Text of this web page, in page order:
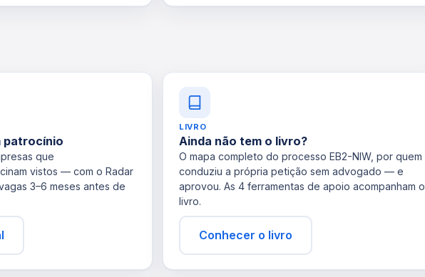
patrocínio
que
vistos — com o Radar
3–6 meses antes de
LIVRO
Ainda não tem o livro?
O mapa completo do processo EB2-NIW, por quem
conduziu a própria petição sem advogado — e
aprovou. As 4 ferramentas de apoio acompanham o
livro.
Conhecer o livro